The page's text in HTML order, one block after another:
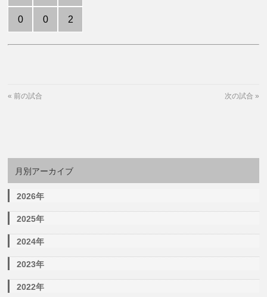
0 0 2
«前の試合 次の試合 »
月別アーカイブ
2026年
2025年
2024年
2023年
2022年